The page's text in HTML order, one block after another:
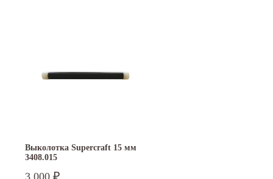
Выколотка Supercraft 15 мм
3408.015
₽